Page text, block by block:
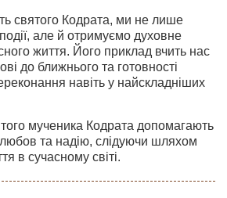
святого Кодрата, ми не лише
але й отримуємо духовне
життя. Його приклад вчить нас
до ближнього та готовності
навіть у найскладніших
мученика Кодрата допомагають
любов та надію, слідуючи шляхом
в сучасному світі.